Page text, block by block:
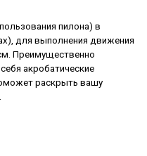
пилона) в
для выполнения движения
Преимущественно
акробатические
раскрыть вашу